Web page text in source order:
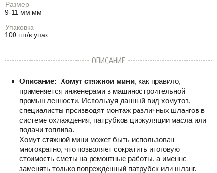
Размер
9-11 мм мм
Упаковка
100 шт/в упак.
ОПИСАНИЕ
Описание: Хомут стяжной мини, как правило,
применяется инженерами в машиностроительной
промышленности. Используя данный вид хомутов,
специалисты производят монтаж различных шлангов в
системе охлаждения, патрубков циркуляции масла или
подачи топлива.
Хомут стяжной мини может быть использован
многократно, что позволяет сократить итоговую
стоимость сметы на ремонтные работы, а именно –
заменять только поврежденный патрубок или шланг.